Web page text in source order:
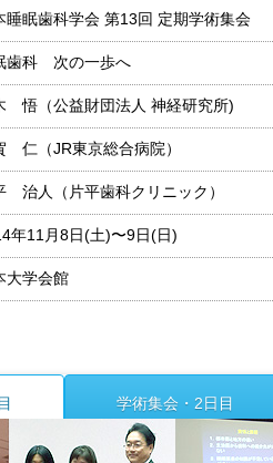
睡眠歯科学会 第13回 定期学術集会
歯科 次の一歩へ
悟（公益財団法人 神経研究所)
仁（JR東京総合病院）
治人（片平歯科クリニック）
年11月8日(土)〜9日(日)
大学会館
学術集会・2日目